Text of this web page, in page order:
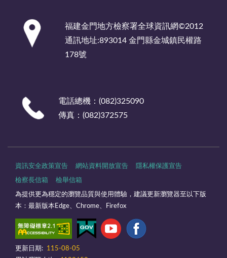
福建金門地方檢察署全球資訊網©2012
通訊地址:893014 金門縣金城鎮民權路
178號
電話總機：(082)325090
傳真：(082)372575
資訊安全政策宣告 網站資料開放宣告 隱私權保護宣告
檢察長信箱 檢舉信箱
為提供更為穩定的瀏覽品質與使用體驗，建議更新瀏覽器至以下版
本：最新版本Edge、Chrome、Firefox
更新日期:
115-08-05